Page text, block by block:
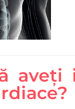
aveți